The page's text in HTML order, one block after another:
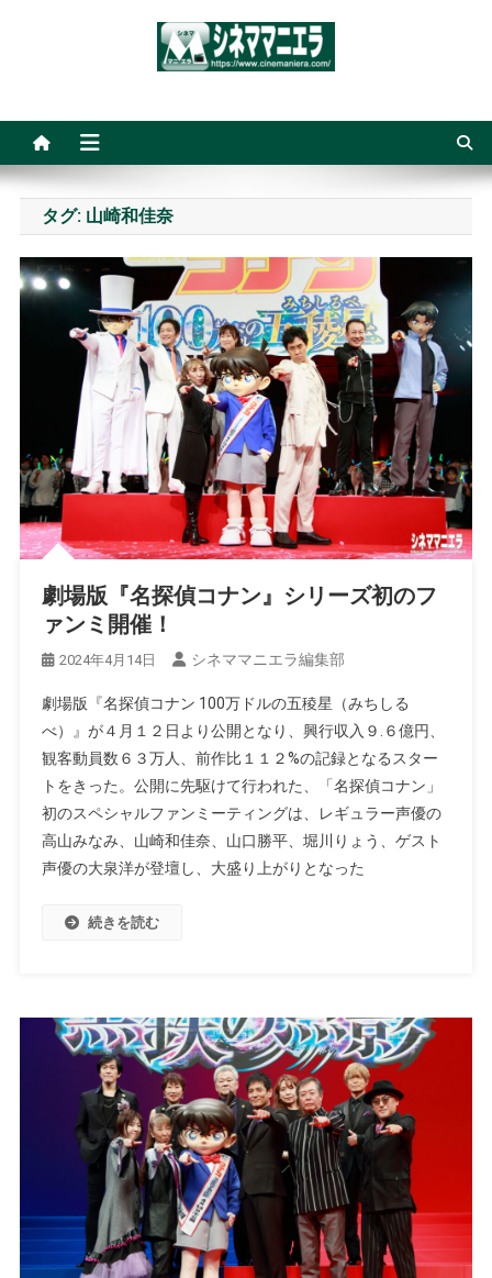
タグ: 山崎和佳奈
劇場版『名探偵コナン』シリーズ初のフ
ァンミ開催！
2024年4月14日 シネママニエラ編集部
劇場版『名探偵コナン 100万ドルの五稜星（みちしる
べ）』が４月１２日より公開となり、興行収入９.６億円、
観客動員数６３万人、前作比１１２%の記録となるスター
トをきった。公開に先駆けて行われた、「名探偵コナン」
初のスペシャルファンミーティングは、レギュラー声優の
高山みなみ、山崎和佳奈、山口勝平、堀川りょう、ゲスト
声優の大泉洋が登壇し、大盛り上がりとなった
続きを読む